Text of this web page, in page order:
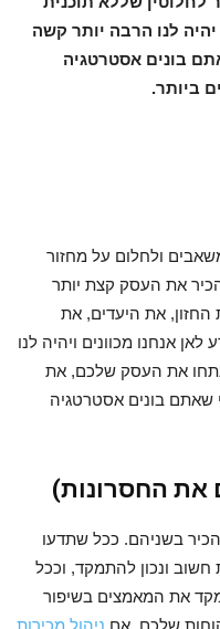
לנו הרבה יותר קשה
בונים אסטרטגיה
ביותר.
ולחלום על מחזור
את העסק קצת יותר
את היעדים, את
אנחנו מכוונים ויהיה לנו
את העסק שלכם, את
שאתם בונים אסטרטגיה
בשניהם. ככל שתדעו
ונכון להתמקד, וככל
את המאמצים בשיפור
שלכם. אם ניהול מכירות